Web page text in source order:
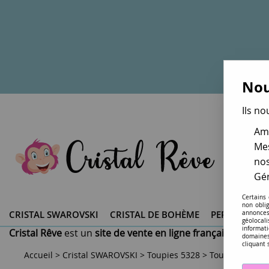
CRISTAL SWAROVSKI ® CRISTAL DE BOHÈME PERLES DU
Cristal Rêve est un site de vente en ligne français
Accueil > Cristal SWAROVSKI > Toupies 5328 > Toupie 5328
Ils
Certains
non
cliquant